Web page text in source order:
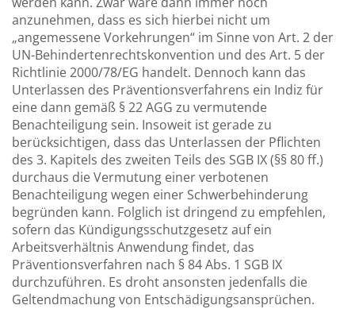
anzunehmen, dass es sich hierbei nicht um
„angemessene Vorkehrungen“ im Sinne von Art. 2 der
UN-Behindertenrechtskonvention und des Art. 5 der
Richtlinie 2000/78/EG handelt. Dennoch kann das
Unterlassen des Präventionsverfahrens ein Indiz für
eine dann gemäß § 22 AGG zu vermutende
Benachteiligung sein. Insoweit ist gerade zu
berücksichtigen, dass das Unterlassen der Pflichten
des 3. Kapitels des zweiten Teils des SGB IX (§§ 80 ff.)
durchaus die Vermutung einer verbotenen
Benachteiligung wegen einer Schwerbehinderung
begründen kann. Folglich ist dringend zu empfehlen,
sofern das Kündigungsschutzgesetz auf ein
Arbeitsverhältnis Anwendung findet, das
Präventionsverfahren nach § 84 Abs. 1 SGB IX
durchzuführen. Es droht ansonsten jedenfalls die
Geltendmachung von Entschädigungsansprüchen.